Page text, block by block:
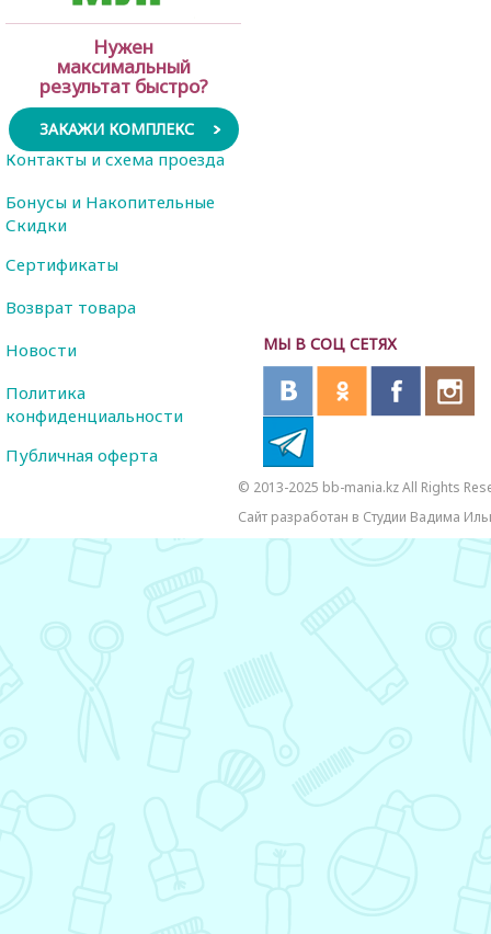
Нужен
максимальный
результат быстро?
ЗАКАЖИ КОМПЛЕКС
МЫ В СОЦ СЕТЯХ
Контакты и схема проезда
Бонусы и Накопительные
Скидки
Сертификаты
Возврат товара
Новости
Политика
конфиденциальности
Публичная оферта
© 2013-2025 bb-mania.kz All Rights
Сайт разработан в Студии Вадима